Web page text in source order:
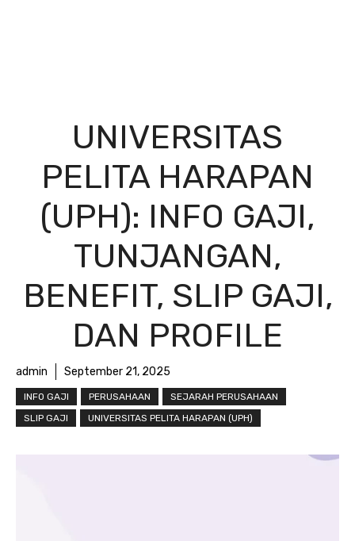
UNIVERSITAS
PELITA HARAPAN
(UPH): INFO GAJI,
TUNJANGAN,
BENEFIT, SLIP GAJI,
DAN PROFILE
admin September 21, 2025
INFO GAJI PERUSAHAAN
SEJARAH PERUSAHAAN
SLIP GAJI
UNIVERSITAS PELITA HARAPAN (UPH)